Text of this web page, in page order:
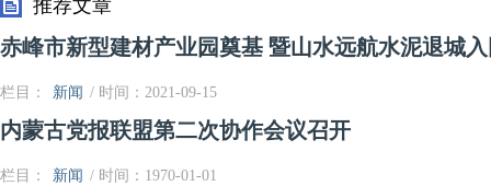
推荐文章
赤峰市新型建材产业园奠基 暨山水远航水泥退城
栏目： 新闻 / 时间：2021-09-15
内蒙古党报联盟第二次协作会议召开
栏目： 新闻 / 时间：1970-01-01